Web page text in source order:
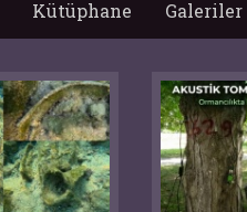
Kütüphane Galeriler